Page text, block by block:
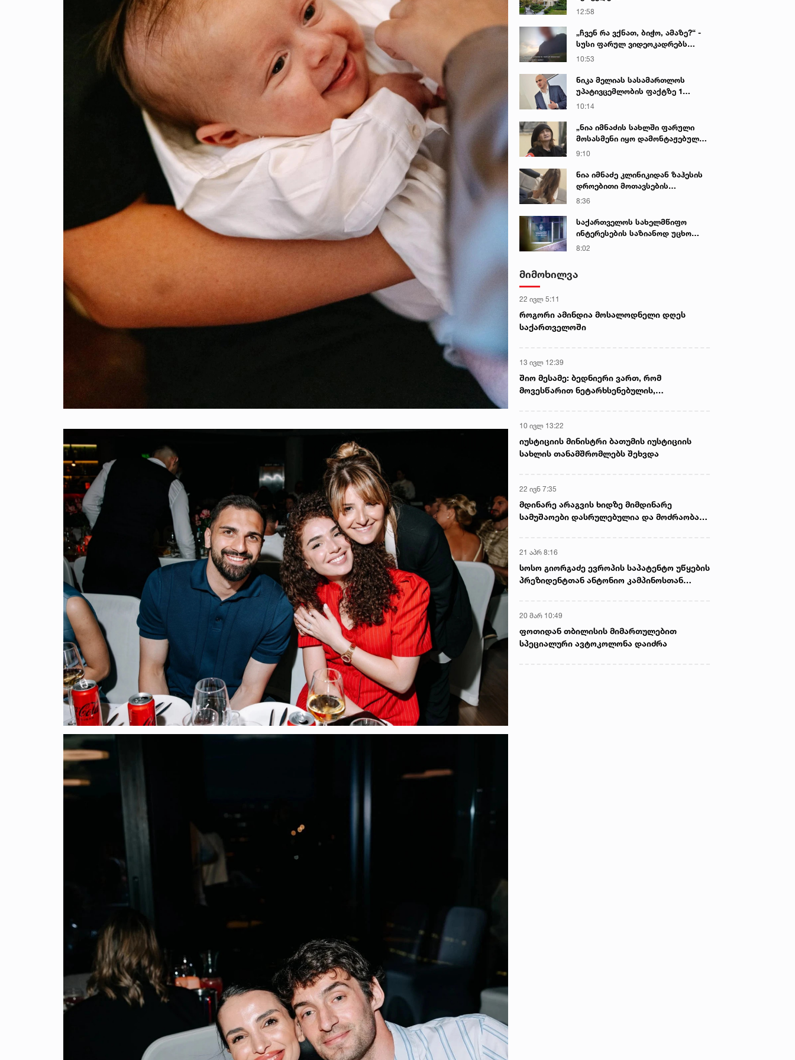
12:58
„ჩვენ რა ვქნათ, ბიჭო, ამაზე?“ -
სუსი ფარულ ვიდეოკადრებს
აქვეყნებს, რომლის შედეგად 3
10:53
ნიკა მელიას სასამართლოს
უპატივცემლობის ფაქტზე 1
წლით და 6 თვით თავისუფლების
10:14
„ნია იმნაძის სახლში ფარული
მოსასმენი იყო დამონტაჟებული,
მისი ტელეფონიდან მასალები
9:10
ნია იმნაძე კლინიკიდან ზაჰესის
დროებითი მოთავსების
იზოლატორში გადაიყვანეს
8:36
საქართველოს სახელმწიფო
ინტერესების საზიანოდ უცხო
ქვეყნიდან მართულ და
დაკავშირებით საბოტაჟის
8:02
მიმოხილვა
22 ივლ 5:11
როგორი ამინდია მოსალოდნელი დღეს
საქართველოში
13 ივლ 12:39
შიო მესამე: ბედნიერი ვართ, რომ
მოვესწარით ნეტარხსენებულის,
10 ივლ 13:22
იუსტიციის მინისტრი ბათუმის იუსტიციის
სახლის თანამშრომლებს შეხვდა
22 ივნ 7:35
მდინარე არაგვის ხიდზე მიმდინარე
სამუშაოები დასრულებულია და მოძრაობა
21 აპრ 8:16
სოსო გიორგაძე ევროპის საპატენტო უწყების
პრეზიდენტთან ანტონიო კამპინოსთან
20 მარ 10:49
ფოთიდან თბილისის მიმართულებით
სპეციალური ავტოკოლონა დაიძრა